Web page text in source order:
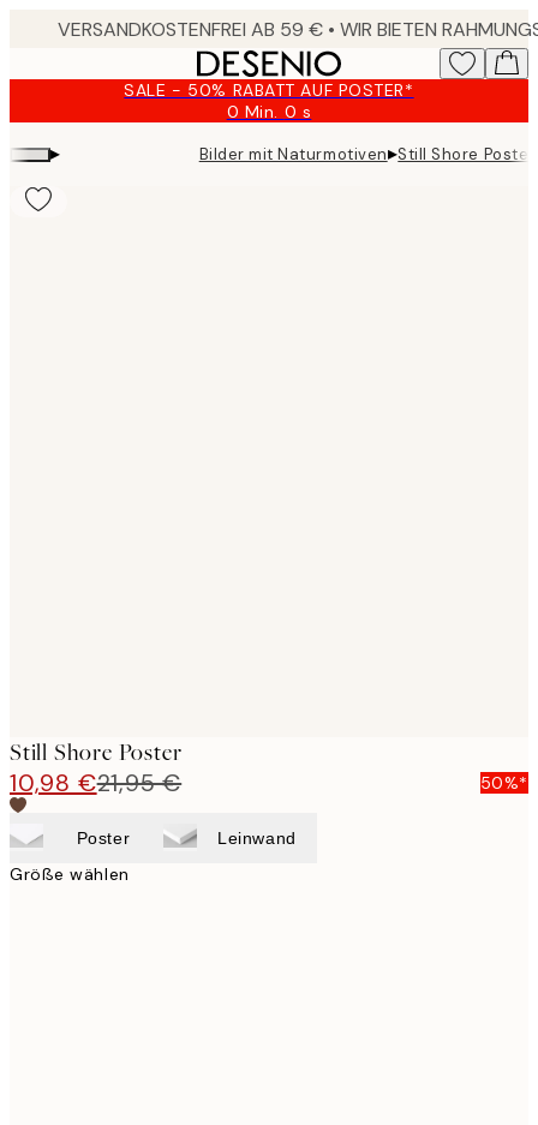
SALE - 50% RABATT AUF POSTER*
0 Min. 0 s
Gültig
bis:
2026-
▸ Bilder mit Naturmotiven▸Still Shore Poster
Still Shore Poster
10,98 €21,95 € 50%*
Poster Leinwand
Größe wählen